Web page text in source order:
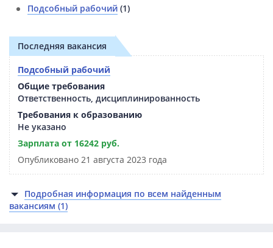
Подсобный рабочий (1)
Последняя вакансия
Подсобный рабочий
Общие требования
Ответственность, дисциплинированность
Требования к образованию
Не указано
Зарплата от 16242 руб.
Опубликовано 21 августа 2023 года
Подробная информация по всем найденным
вакансиям (1)